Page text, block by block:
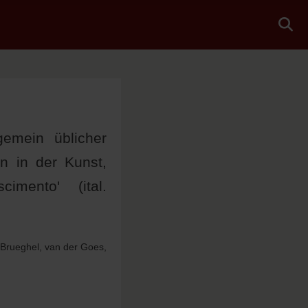
üblicher
in der Kunst,
(ital.
van der Goes,